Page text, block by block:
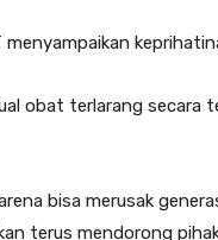
obat terlarang secara
bisa merusak
terus mendorong